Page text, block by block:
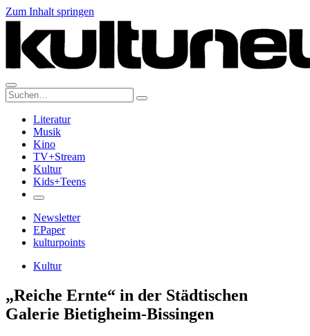
Zum Inhalt springen
Suche:
Literatur
Musik
Kino
TV+Stream
Kultur
Kids+Teens
Newsletter
EPaper
kulturpoints
Kultur
„Reiche Ernte“ in der Städtischen
Galerie Bietigheim-Bissingen